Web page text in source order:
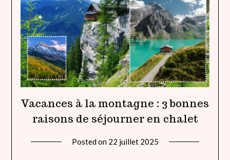
Vacances à la montagne : 3 bonnes
raisons de séjourner en chalet
Posted on 22 juillet 2025